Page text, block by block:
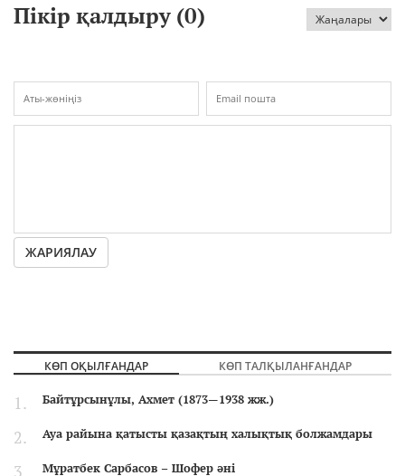
Пікір қалдыру (0)
ЖАРИЯЛАУ
КӨП ОҚЫЛҒАНДАР КӨП ТАЛҚЫЛАНҒАНДАР
Байтұрсынұлы, Ахмет (1873—1938 жж.)
Ауа райына қатысты қазақтың халықтық болжамдары
Мұратбек Сарбасов – Шофер әні